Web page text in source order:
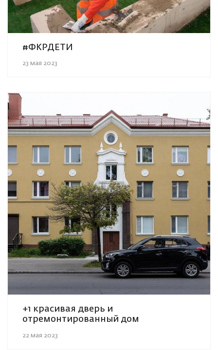
#ФКРДЕТИ
23 мая 2023
+1 красивая дверь и
отремонтированный дом
22 мая 2023